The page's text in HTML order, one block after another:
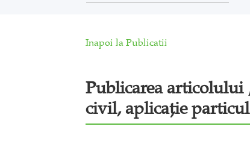
Inapoi la Publicatii
Publicarea articolului
civil, aplicație